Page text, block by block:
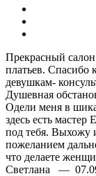
Прекрасный
платьев. Спасибо
девушкам-
Душевная
Одели меня в
здесь есть мастер
под тебя. Выхожу
пожеланием
что делаете
Светлана —